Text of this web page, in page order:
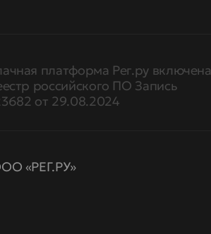
платформа Рег.ру включена
российского ПО Запись
от 29.08.2024
«РЕГ.РУ»